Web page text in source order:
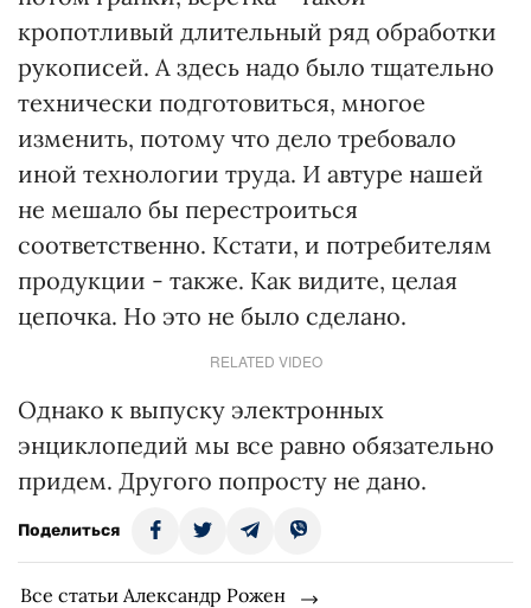
кропотливый длительный ряд обработки
рукописей. А здесь надо было тщательно
технически подготовиться, многое
изменить, потому что дело требовало
иной технологии труда. И автуре нашей
не мешало бы перестроиться
соответственно. Кстати, и потребителям
продукции - также. Как видите, целая
цепочка. Но это не было сделано.
RELATED VIDEO
Однако к выпуску электронных
энциклопедий мы все равно обязательно
придем. Другого попросту не дано.
Поделиться
Все статьи Александр Рожен